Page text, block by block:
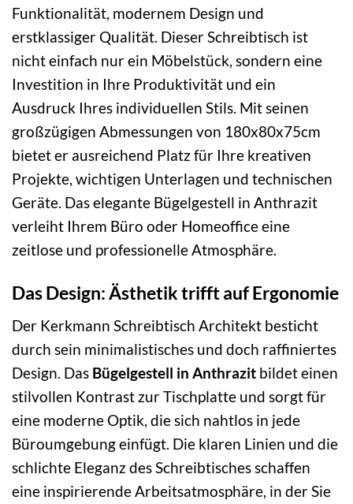
Funktionalität, modernem Design und
erstklassiger Qualität. Dieser Schreibtisch ist
nicht einfach nur ein Möbelstück, sondern eine
Investition in Ihre Produktivität und ein
Ausdruck Ihres individuellen Stils. Mit seinen
großzügigen Abmessungen von 180x80x75cm
bietet er ausreichend Platz für Ihre kreativen
Projekte, wichtigen Unterlagen und technischen
Geräte. Das elegante Bügelgestell in Anthrazit
verleiht Ihrem Büro oder Homeoffice eine
zeitlose und professionelle Atmosphäre.
Das Design: Ästhetik trifft auf Ergonomie
Der Kerkmann Schreibtisch Architekt besticht
durch sein minimalistisches und doch raffiniertes
Design. Das Bügelgestell in Anthrazit bildet einen
stilvollen Kontrast zur Tischplatte und sorgt für
eine moderne Optik, die sich nahtlos in jede
Büroumgebung einfügt. Die klaren Linien und die
schlichte Eleganz des Schreibtisches schaffen
eine inspirierende Arbeitsatmosphäre, in der Sie